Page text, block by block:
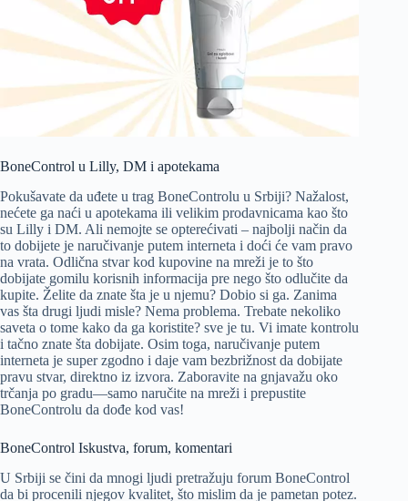
BoneControl u Lilly, DM i apotekama
Pokušavate da uđete u trag BoneControlu u Srbiji? Nažalost,
nećete ga naći u apotekama ili velikim prodavnicama kao što
su Lilly i DM. Ali nemojte se opterećivati – najbolji način da
to dobijete je naručivanje putem interneta i doći će vam pravo
na vrata. Odlična stvar kod kupovine na mreži je to što
dobijate gomilu korisnih informacija pre nego što odlučite da
kupite. Želite da znate šta je u njemu? Dobio si ga. Zanima
vas šta drugi ljudi misle? Nema problema. Trebate nekoliko
saveta o tome kako da ga koristite? sve je tu. Vi imate kontrolu
i tačno znate šta dobijate. Osim toga, naručivanje putem
interneta je super zgodno i daje vam bezbrižnost da dobijate
pravu stvar, direktno iz izvora. Zaboravite na gnjavažu oko
trčanja po gradu—samo naručite na mreži i prepustite
BoneControlu da dođe kod vas!
BoneControl Iskustva, forum, komentari
U Srbiji se čini da mnogi ljudi pretražuju forum BoneControl
da bi procenili njegov kvalitet, što mislim da je pametan potez.